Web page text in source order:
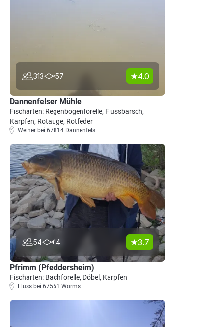
313 57 4.0
Dannenfelser Mühle
Fischarten: Regenbogenforelle, Flussbarsch,
Karpfen, Rotauge, Rotfeder
Weiher bei 67814 Dannenfels
54 14 3.7
Pfrimm (Pfeddersheim)
Fischarten: Bachforelle, Döbel, Karpfen
Fluss bei 67551 Worms